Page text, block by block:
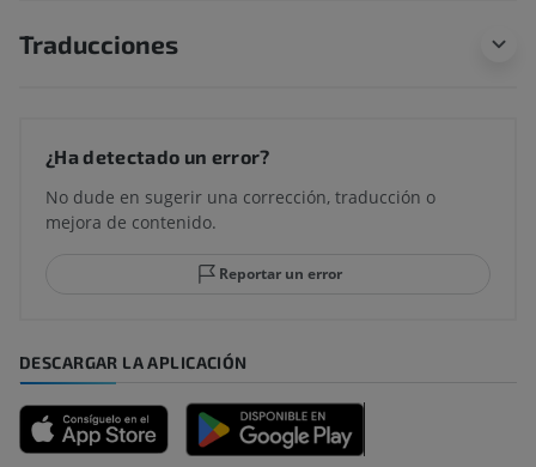
Traducciones
¿Ha detectado un error?
No dude en sugerir una corrección, traducción o
mejora de contenido.
Reportar un error
DESCARGAR LA APLICACIÓN